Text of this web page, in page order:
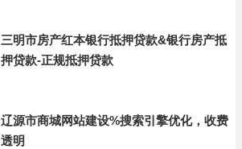
三明市房产红本银行抵押贷款&银行房产抵
押贷款-正规抵押贷款
辽源市商城网站建设%搜索引擎优化，收费
透明